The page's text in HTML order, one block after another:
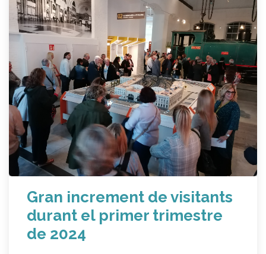
Gran increment de visitants
durant el primer trimestre
de 2024